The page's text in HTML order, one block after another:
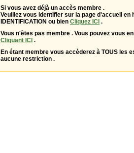
Si vous avez déjà un accès membre .
Veuillez vous identifier sur la page d'accueil en
IDENTIFICATION ou bien Cliquez ICI .
Vous n'êtes pas membre . Vous pouvez vous
Cliquant ICI .
En étant membre vous accèderez à TOUS les
aucune restriction .